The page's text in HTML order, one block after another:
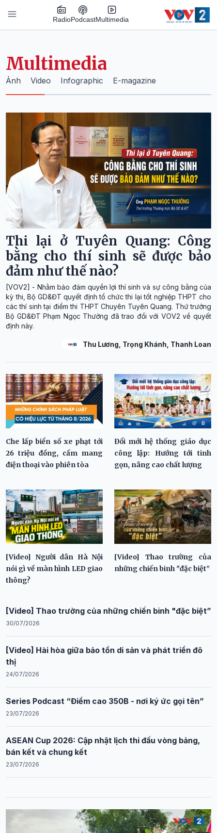
Nhảy đến nội dung
RadioPodcastMultimedia
Multimedia
Ảnh Video Infographic E-magazine
Thi lại ở Tuyên Quang: Công
bằng cho thí sinh sẽ được bảo
đảm như thế nào?
[VOV2] - Nhằm bảo đảm quyền lợi thí sinh và sự công bằng của
kỳ thi, Bộ GD&ĐT quyết định tổ chức thi lại tốt nghiệp THPT cho
các thí sinh tại điểm thi THPT Chuyên Tuyên Quang. Thứ trưởng
Bộ GD&ĐT Phạm Ngọc Thưởng đã trao đổi với VOV2 về quyết
định này.
Thu Lương, Trọng Khánh, Thanh Loan
Che lấp biển số xe phạt tới
26 triệu đồng, cấm mang
điện thoại vào phiên tòa
Đổi mới hệ thống giáo dục
công lập: Hướng tới tinh
gọn, nâng cao chất lượng
[Video] Người dân Hà Nội
nói gì về màn hình LED giao
thông?
[Video] Thao trường của
những chiến binh "đặc biệt”
[Video] Thao trường của những chiến binh "đặc biệt”
30/07/2026
[Video] Hài hòa giữa bảo tồn di sản và phát triển đô
thị
24/07/2026
Series Podcast “Điểm cao 350B - nơi ký ức gọi tên”
23/07/2026
ASEAN Cup 2026: Cập nhật lịch thi đấu vòng bảng,
bán kết và chung kết
23/07/2026